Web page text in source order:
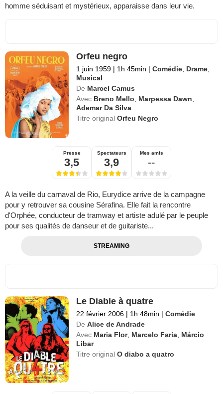
homme séduisant et mystérieux, apparaisse dans leur vie.
Orfeu negro
1 juin 1959 | 1h 45min | Comédie Drame
Musical
De Marcel Camus
Avec Breno Mello Marpessa Dawn
Ademar Da Silva
Titre originalOrfeu Negro
Presse
3,5
Spectateurs
3,9
Mes amis
--
A la veille du carnaval de Rio, Eurydice arrive de la campagne
pour y retrouver sa cousine Sérafina. Elle fait la rencontre
d'Orphée, conducteur de tramway et artiste adulé par le peuple
pour ses qualités de danseur et de guitariste...
STREAMING
Le Diable à quatre
22 février 2006 | 1h 48min | Comédie
De Alice de Andrade
Avec Maria Flor, Marcelo Faria Márcio
Libar
Titre originalO diabo a quatro